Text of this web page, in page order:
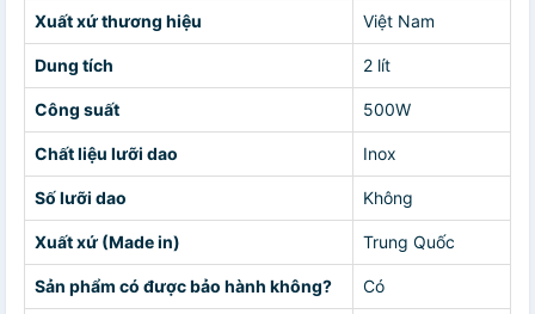
Xuất xứ thương hiệu Việt Nam
Dung tích 2 lít
Công suất 500W
Chất liệu lưỡi dao Inox
Số lưỡi dao Không
Xuất xứ (Made in) Trung Quốc
Sản phẩm có được bảo hành không? Có